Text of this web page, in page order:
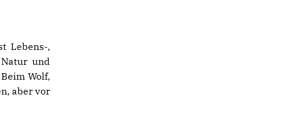
Lebens-,
und
Wolf,
aber vor